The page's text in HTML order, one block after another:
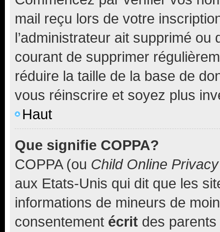
mail reçu lors de votre
l’administrateur ait supprimé
courant de supprimer
réduire la taille de la base de
vous réinscrire et soyez plus
Haut
Que signifie COPPA?
COPPA (ou Child Online
aux Etats-Unis qui dit que les
informations de mineurs de
consentement écrit des parents